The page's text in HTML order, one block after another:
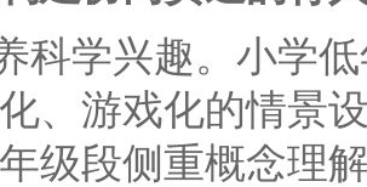
学兴趣。小学低
、游戏化的情景
级段侧重概念理